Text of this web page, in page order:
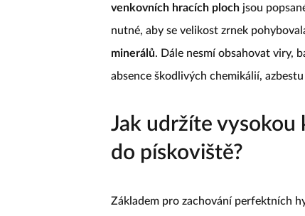
venkovních hracích ploch jsou
nutné, aby se velikost zrnek
minerálů. Dále nesmí obsahovat viry,
absence škodlivých chemikálií,
Jak udržíte
do pískoviště?
Základem pro zachování perfektních